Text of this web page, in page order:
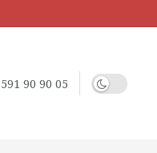
90 90 05